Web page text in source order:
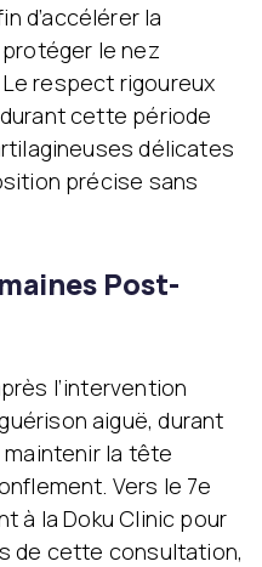
d’accélérer la
le nez
respect rigoureux
cette période
délicates
précise sans
Post-
l’intervention
aiguë, durant
la tête
Vers le 7e
à la Doku Clinic pour
de cette consultation,